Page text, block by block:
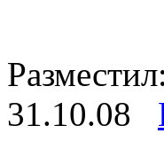
31.10.08